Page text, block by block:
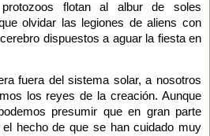
flotan al albur de soles
olvidar las legiones de aliens con
dispuestos a aguar la fiesta en
fuera del sistema solar, a nosotros
los reyes de la creación. Aunque
presumir que en gran parte
hecho de que se han cuidado muy